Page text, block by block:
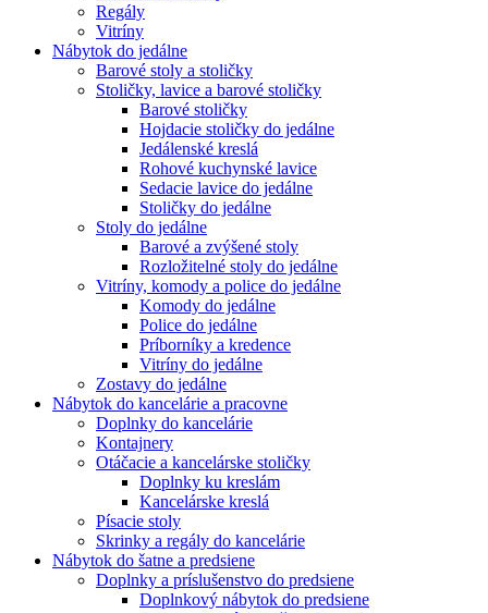
Regály
Vitríny
Nábytok do jedálne
Barové stoly a stoličky
Stoličky, lavice a barové stoličky
Barové stoličky
Hojdacie stoličky do jedálne
Jedálenské kreslá
Rohové kuchynské lavice
Sedacie lavice do jedálne
Stoličky do jedálne
Stoly do jedálne
Barové a zvýšené stoly
Rozložitelné stoly do jedálne
Vitríny, komody a police do jedálne
Komody do jedálne
Police do jedálne
Príborníky a kredence
Vitríny do jedálne
Zostavy do jedálne
Nábytok do kancelárie a pracovne
Doplnky do kancelárie
Kontajnery
Otáčacie a kancelárske stoličky
Doplnky ku kreslám
Kancelárske kreslá
Písacie stoly
Skrinky a regály do kancelárie
Nábytok do šatne a predsiene
Doplnky a príslušenstvo do predsiene
Doplnkový nábytok do predsiene